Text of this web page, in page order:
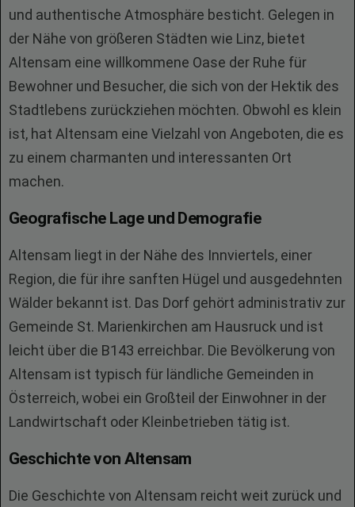
und authentische Atmosphäre besticht. Gelegen in
der Nähe von größeren Städten wie Linz, bietet
Altensam eine willkommene Oase der Ruhe für
Bewohner und Besucher, die sich von der Hektik des
Stadtlebens zurückziehen möchten. Obwohl es klein
ist, hat Altensam eine Vielzahl von Angeboten, die es
zu einem charmanten und interessanten Ort
machen.
Geografische Lage und Demografie
Altensam liegt in der Nähe des Innviertels, einer
Region, die für ihre sanften Hügel und ausgedehnten
Wälder bekannt ist. Das Dorf gehört administrativ zur
Gemeinde St. Marienkirchen am Hausruck und ist
leicht über die B143 erreichbar. Die Bevölkerung von
Altensam ist typisch für ländliche Gemeinden in
Österreich, wobei ein Großteil der Einwohner in der
Landwirtschaft oder Kleinbetrieben tätig ist.
Geschichte von Altensam
Die Geschichte von Altensam reicht weit zurück und